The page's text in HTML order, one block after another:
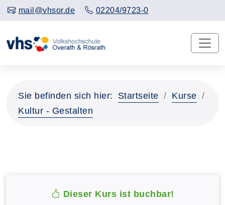
mail@vhsor.de 02204/9723-0
Sie befinden sich hier: Startseite
Kurse
Kultur - Gestalten
Dieser Kurs ist buchbar!